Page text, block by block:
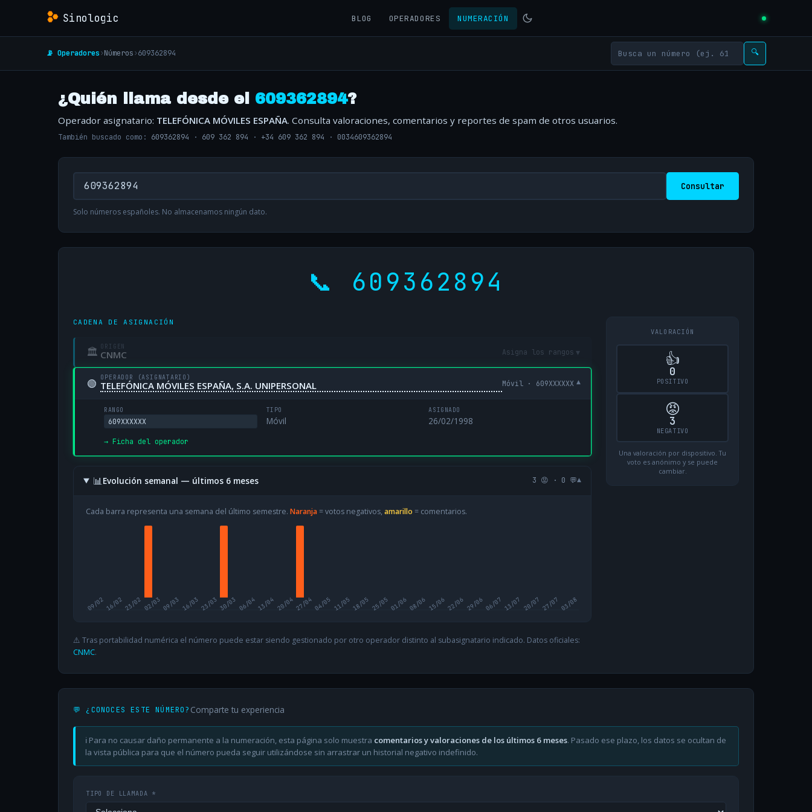
Sinologic BLOG OPERADORES NUMERACIÓN
📡 Operadores›Números›609362894 🔍
¿Quién llama desde el 609362894?
Operador asignatario: TELEFÓNICA MÓVILES ESPAÑA. Consulta valoraciones, comentarios y reportes de spam de otros usuarios.
También buscado como: 609362894 · 609 362 894 · +34 609 362 894 · 0034609362894
Consultar
Solo números españoles. No almacenamos ningún dato.
📞 609362894
CADENA DE ASIGNACIÓN
🏛 ORIGEN
CNMC Asigna los rangos ▾
🟢 OPERADOR (ASIGNATARIO)
TELEFÓNICA MÓVILES ESPAÑA, S.A. UNIPERSONAL Móvil · 609XXXXXX ▾
RANGO
609XXXXXX
TIPO
Móvil
ASIGNADO
26/02/1998
→ Ficha del operador
📊Evolución semanal — últimos 6 meses 3 😡 · 0 💬▾
Cada barra representa una semana del último semestre. Naranja= votos negativos, amarillo = comentarios.
09/0216/0223/02 02/03 09/03 16/03 23/03 30/03 06/0413/04 20/0427/0404/05 11/0518/05 25/0501/0608/06 15/0622/06 29/0606/07 13/07 20/07 27/07 03/08
⚠️ Tras portabilidad numérica el número puede estar siendo gestionado por otro operador distinto al subasignatario indicado. Datos oficiales:
CNMC.
VALORACIÓN
👍
0
POSITIVO
😡
3
NEGATIVO
Una valoración por dispositivo. Tu
voto es anónimo y se puede
cambiar.
💬 ¿CONOCES ESTE NÚMERO? Comparte tu experiencia
ℹ️ Para no causar daño permanente a la numeración, esta página solo muestra comentarios y valoraciones de los últimos 6 meses. Pasado ese plazo, los datos se ocultan de
la vista pública para que el número pueda seguir utilizándose sin arrastrar un historial negativo indefinido.
TIPO DE LLAMADA *